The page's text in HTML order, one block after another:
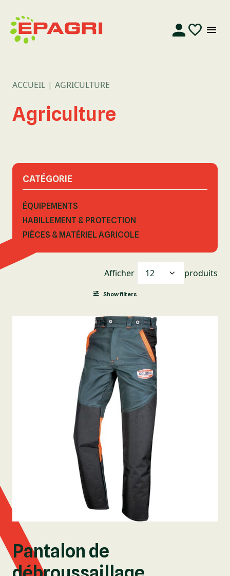
ACCUEIL AGRICULTURE
Agriculture
CATÉGORIE
ÉQUIPEMENTS
HABILLEMENT & PROTECTION
PIÈCES & MATÉRIEL AGRICOLE
Afficher produits
Show filters
Pantalon de